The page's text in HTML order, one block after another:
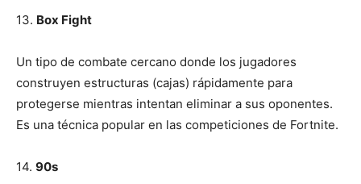
13. Box Fight
Un tipo de combate cercano donde los jugadores
construyen estructuras (cajas) rápidamente para
protegerse mientras intentan eliminar a sus oponentes.
Es una técnica popular en las competiciones de Fortnite.
14. 90s